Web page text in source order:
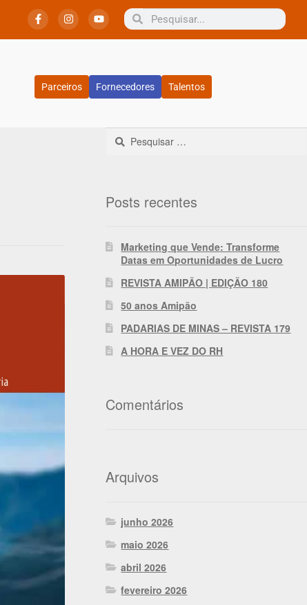
Parceiros Fornecedores Talentos
Posts recentes
Marketing que Vende: Transforme
Datas em Oportunidades de Lucro
REVISTA AMIPÃO | EDIÇÃO 180
50 anos Amipão
PADARIAS DE MINAS – REVISTA 179
A HORA E VEZ DO RH
Comentários
Arquivos
junho 2026
maio 2026
abril 2026
fevereiro 2026